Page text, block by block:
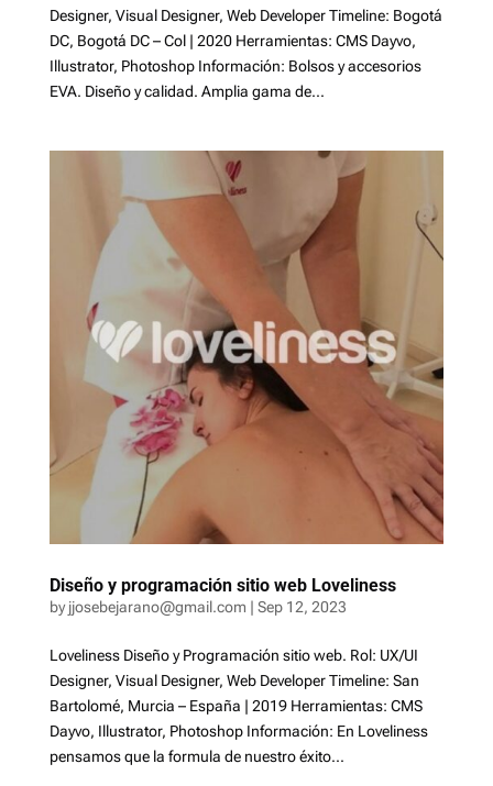
Designer, Visual Designer, Web Developer Timeline: Bogotá
DC, Bogotá DC – Col | 2020 Herramientas: CMS Dayvo,
Illustrator, Photoshop Información: Bolsos y accesorios
EVA. Diseño y calidad. Amplia gama de...
Diseño y programación sitio web Loveliness
byjjosebejarano@gmail.com | Sep 12, 2023
Loveliness Diseño y Programación sitio web. Rol: UX/UI
Designer, Visual Designer, Web Developer Timeline: San
Bartolomé, Murcia – España | 2019 Herramientas: CMS
Dayvo, Illustrator, Photoshop Información: En Loveliness
pensamos que la formula de nuestro éxito...